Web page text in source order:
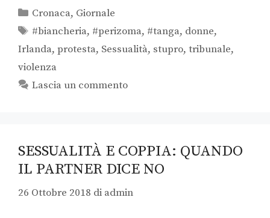
Cronaca, Giornale
#biancheria, #perizoma, #tanga, donne,
Irlanda, protesta, Sessualità, stupro, tribunale,
violenza
Lascia un commento
SESSUALITÀ E COPPIA: QUANDO
IL PARTNER DICE NO
26 Ottobre 2018 di admin